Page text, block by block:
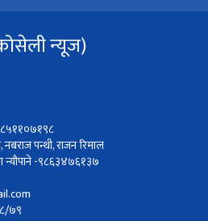
न्यूज)
पन्थी, राजन रिमाल
-९८६३४७६१३७
७९